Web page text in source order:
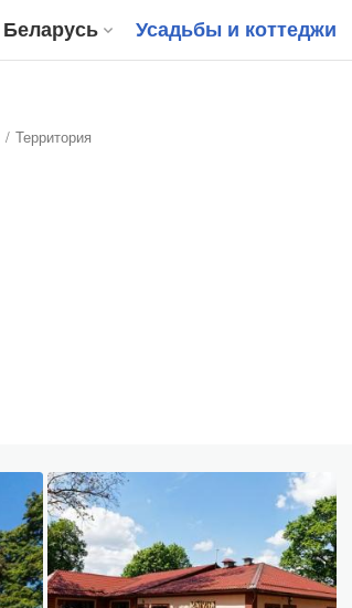
Беларусь Усадьбы и коттеджи
Территория